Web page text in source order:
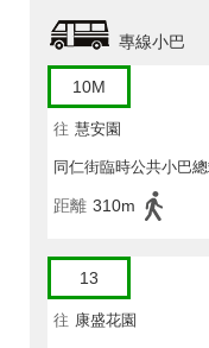
專線小巴
10M
往 慧安園
同仁街臨時公共小巴
距離 310m
13
往 康盛花園